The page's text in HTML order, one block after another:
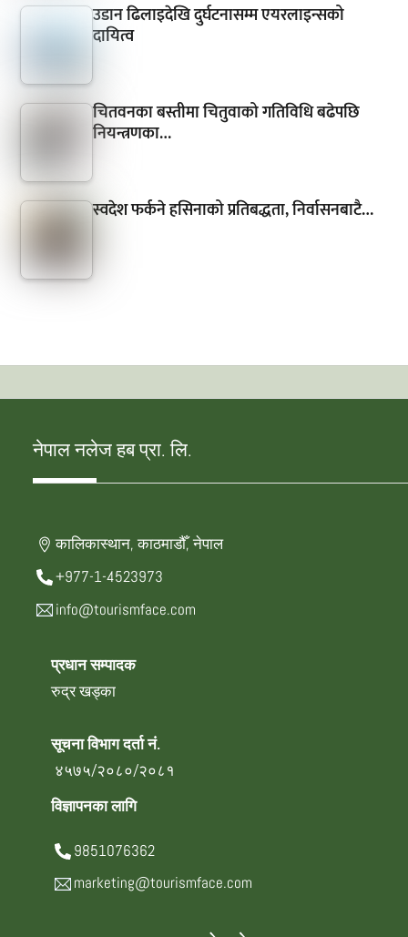
उडान ढिलाइदेखि दुर्घटनासम्म एयरलाइन्सको
दायित्व
चितवनका बस्तीमा चितुवाको गतिविधि बढेपछि
नियन्त्रणका…
स्वदेश फर्कने हसिनाको प्रतिबद्धता, निर्वासनबाटै…
नेपाल नलेज हब प्रा. लि.
कालिकास्थान, काठमाडौँ, नेपाल
+977-1-4523973
info@tourismface.com
प्रधान सम्पादक
रुद्र खड्का
सूचना विभाग दर्ता नं.
४५७५/२०८०/२०८१
विज्ञापनका लागि
9851076362
marketing@tourismface.com